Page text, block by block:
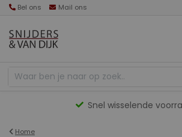
Bel ons Mail ons
Gevarieerd aanbod
Home